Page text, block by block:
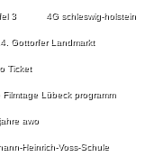
3 4G schleswig-holstein
Gottorfer Landmarkt
Ticket
Filmtage Lübeck programm
awo
Heinrich-Voss-Schule